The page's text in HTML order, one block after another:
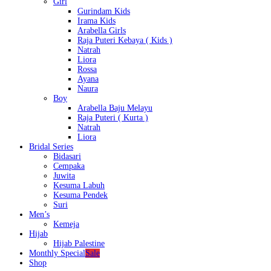
Gurindam Kids
Irama Kids
Arabella Girls
Raja Puteri Kebaya ( Kids )
Natrah
Liora
Rossa
Ayana
Naura
Boy
Arabella Baju Melayu
Raja Puteri ( Kurta )
Natrah
Liora
Bridal Series
Bidasari
Cempaka
Juwita
Kesuma Labuh
Kesuma Pendek
Suri
Men’s
Kemeja
Hijab
Hijab Palestine
Monthly SpecialSale
Shop